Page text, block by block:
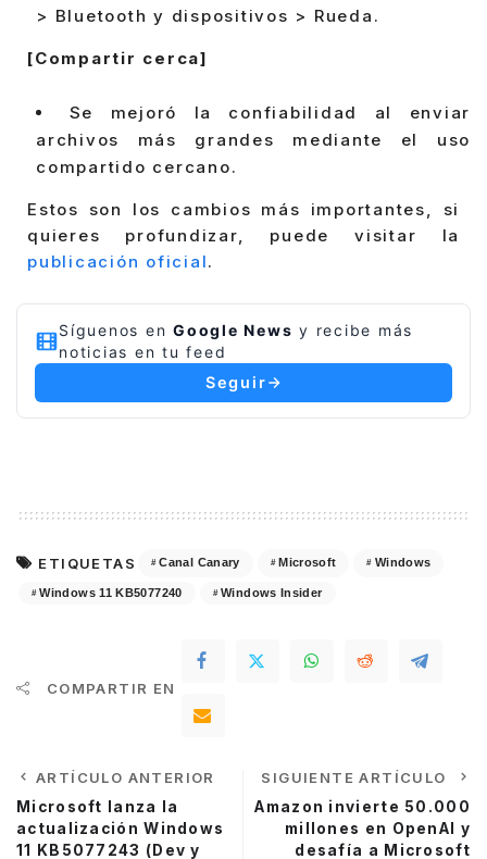
> Bluetooth y dispositivos > Rueda.
[Compartir cerca]
Se mejoró la confiabilidad al enviar
archivos más grandes mediante el uso
compartido cercano.
Estos son los cambios más importantes, si
quieres profundizar, puede visitar la
publicación oficial.
Síguenos en Google News y recibe más
noticias en tu feed
Seguir
ETIQUETAS Canal Canary Microsoft Windows
Windows 11 KB5077240 Windows Insider
COMPARTIR EN
ARTÍCULO ANTERIOR
Microsoft lanza la
actualización Windows
11 KB5077243 (Dev y
SIGUIENTE ARTÍCULO
Amazon invierte 50.000
millones en OpenAI y
desafía a Microsoft